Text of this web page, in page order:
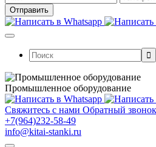
Поиск:
Промышленное оборудование
Свяжитесь с нами Обратный звонок
+7(964)232-58-49
info@kitai-stanki.ru